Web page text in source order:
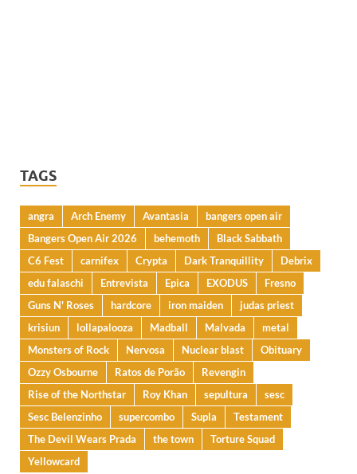
TAGS
angra Arch Enemy Avantasia
bangers open air
Bangers Open Air 2026
behemoth
Black Sabbath
C6 Fest
carnifex Crypta Dark Tranquillity
Debrix
edu falaschi
Entrevista Epica EXODUS
Fresno
Guns N' Roses
hardcore iron maiden
judas priest
krisiun
lollapalooza Madball Malvada
metal
Monsters of Rock
Nervosa Nuclear blast
Obituary
Ozzy Osbourne
Ratos de Porão
Revengin
Rise of the Northstar
Roy Khan sepultura
sesc
Sesc Belenzinho
supercombo Supla
Testament
The Devil Wears Prada
the town
Torture Squad
Yellowcard